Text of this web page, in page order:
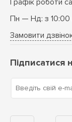
Графік роботи
Пн — Нд: з 10:00
Замовити
Підписатися
Введіть свій e-